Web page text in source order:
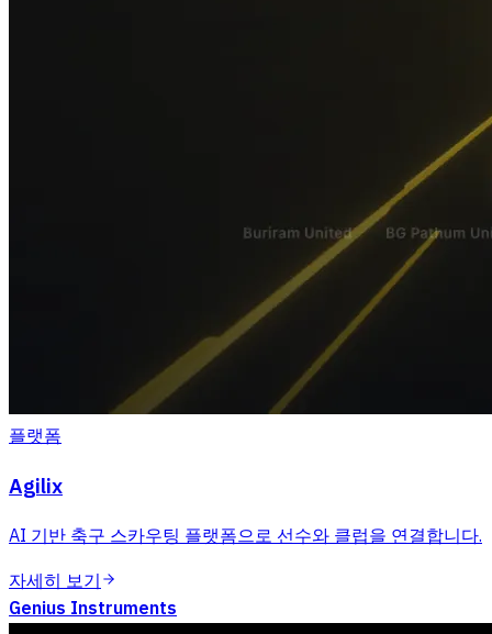
플랫폼
Agilix
AI 기반 축구 스카우팅 플랫폼으로 선수와 클럽을 연결합니다.
자세히 보기
Genius Instruments